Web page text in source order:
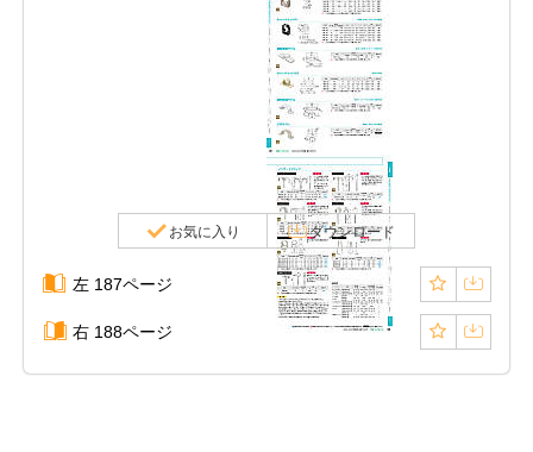
お気に入り ダウンロード
左 187ページ
右 188ページ